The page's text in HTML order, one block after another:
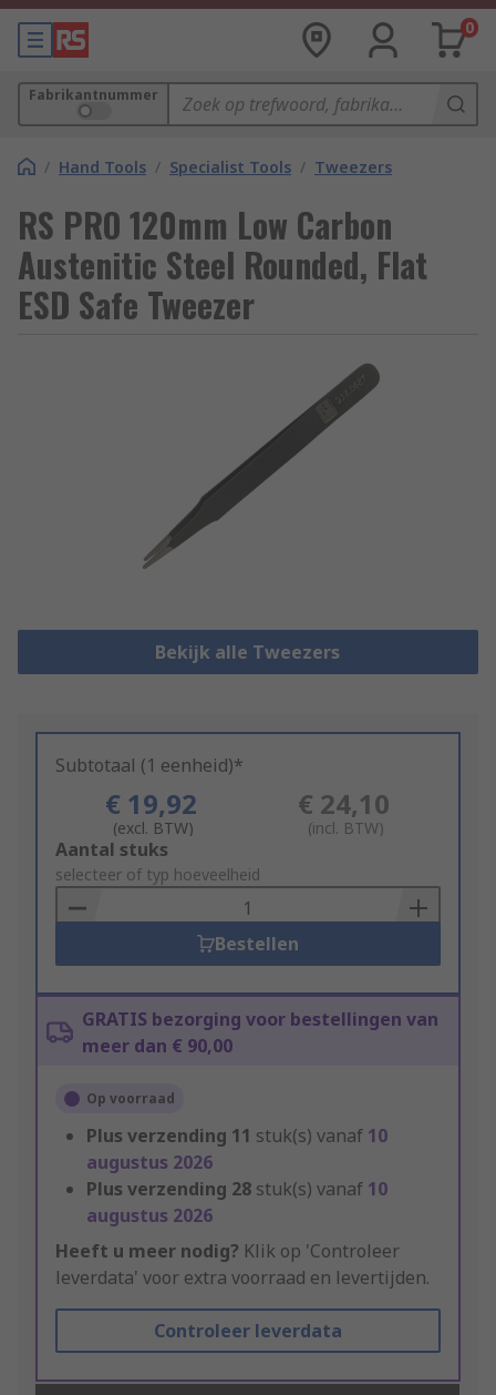
0
Fabrikantnummer
/ Hand Tools / Specialist Tools / Tweezers
RS PRO 120mm Low Carbon
Austenitic Steel Rounded, Flat
ESD Safe Tweezer
Bekijk alle Tweezers
Subtotaal (1 eenheid)*
€ 19,92
(excl. BTW)
€ 24,10
(incl. BTW)
Add
to
Basket
Aantal stuks
selecteer of typ hoeveelheid
Bestellen
GRATIS bezorging voor bestellingen van
meer dan € 90,00
Op voorraad
Plus verzending 11 stuk(s) vanaf 10
augustus 2026
Plus verzending 28 stuk(s) vanaf 10
augustus 2026
Heeft u meer nodig? Klik op 'Controleer
leverdata' voor extra voorraad en levertijden.
Controleer leverdata